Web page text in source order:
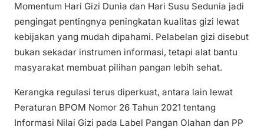
Momentum Hari Gizi Dunia dan Hari Susu Sedunia jadi
pengingat pentingnya peningkatan kualitas gizi lewat
kebijakan yang mudah dipahami. Pelabelan gizi disebut
bukan sekadar instrumen informasi, tetapi alat bantu
masyarakat membuat pilihan pangan lebih sehat.
Kerangka regulasi terus diperkuat, antara lain lewat
Peraturan BPOM Nomor 26 Tahun 2021 tentang
Informasi Nilai Gizi pada Label Pangan Olahan dan PP